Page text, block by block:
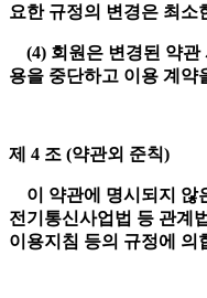
요한 규정의 변경은 최소
(4) 회원은 변경된 약관
용을 중단하고 이용 계약
제 4 조 (약관외 준칙)
이 약관에 명시되지 않
전기통신사업법 등 관계
이용지침 등의 규정에 의